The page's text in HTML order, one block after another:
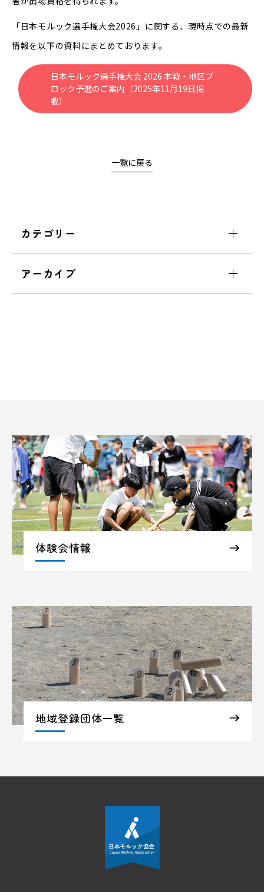
「日本モルック選手権大会2026」に関する、現時点での最新
情報を以下の資料にまとめております。
日本モルック選手権大会 2026 本戦・地区ブ
ロック予選のご案内（2025年11月19日掲
載）
一覧に戻る
カテゴリー
アーカイブ
体験会情報
地域登録団体一覧